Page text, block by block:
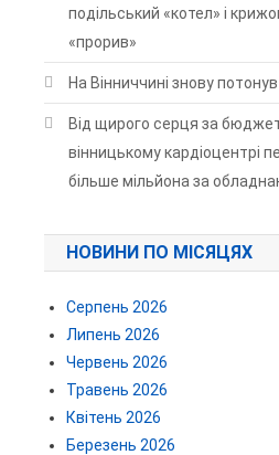
подільський «котел» і
«прорив»
На Вінниччині знову
Від щирого серця за
вінницькому кардіоцентрі
більше мільйона за
НОВИНИ ПО МІСЯЦЯХ
Серпень 2026
Липень 2026
Червень 2026
Травень 2026
Квітень 2026
Березень 2026